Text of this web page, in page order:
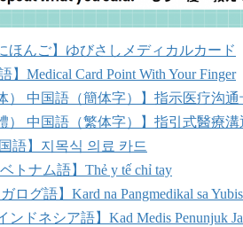
ほんご】ゆびさしメディカルカード
】Medical Card Point With Your Finger
） 中国語（簡体字）】指示医疗沟通
） 中国語（繁体字）】指引式醫療溝
語】지목식 의료 카드
ベトナム語】Thẻ y tế chỉ tay
ガログ語】Kard na Pangmedikal sa
ンドネシア語】Kad Medis Penunjuk